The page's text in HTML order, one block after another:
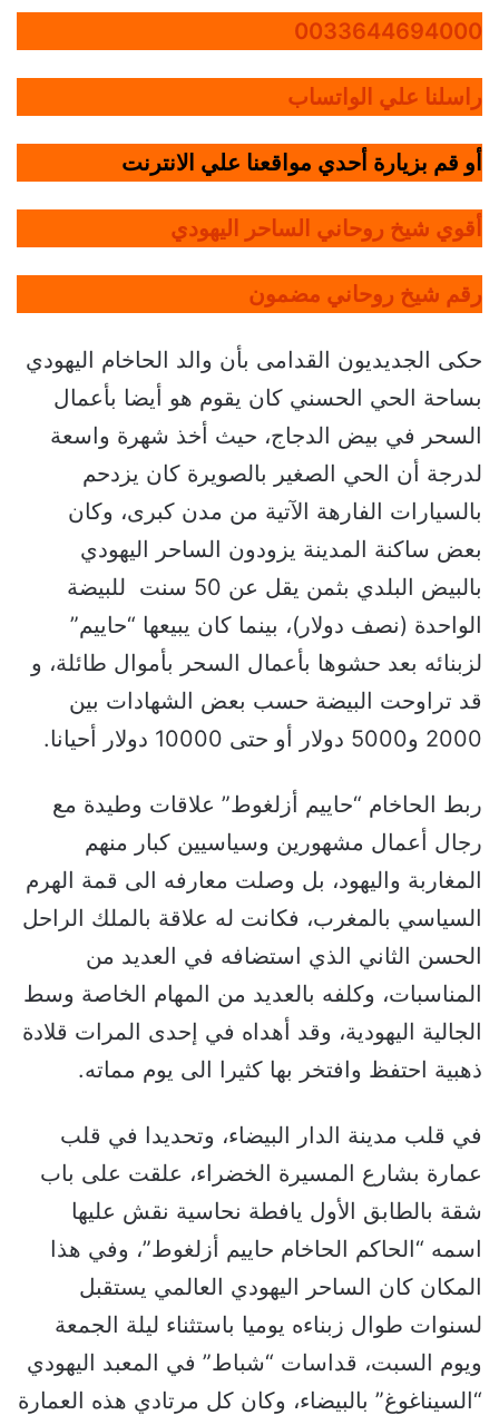
0033644694000
راسلنا علي الواتساب
أو قم بزيارة أحدي مواقعنا علي الانترنت
أقوي شيخ روحاني الساحر اليهودي
رقم شيخ روحاني مضمون
حكى الجديديون القدامى بأن والد الحاخام اليهودي
بساحة الحي الحسني كان يقوم هو أيضا بأعمال
السحر في بيض الدجاج، حيث أخذ شهرة واسعة
لدرجة أن الحي الصغير بالصويرة كان يزدحم
بالسيارات الفارهة الآتية من مدن كبرى، وكان
بعض ساكنة المدينة يزودون الساحر اليهودي
بالبيض البلدي بثمن يقل عن 50 سنت للبيضة
الواحدة (نصف دولار)، بينما كان يبيعها “حاييم”
لزبنائه بعد حشوها بأعمال السحر بأموال طائلة، و
قد تراوحت البيضة حسب بعض الشهادات بين
2000 و5000 دولار أو حتى 10000 دولار أحيانا.
ربط الحاخام “حاييم أزلغوط” علاقات وطيدة مع
رجال أعمال مشهورين وسياسيين كبار منهم
المغاربة واليهود، بل وصلت معارفه الى قمة الهرم
السياسي بالمغرب، فكانت له علاقة بالملك الراحل
الحسن الثاني الذي استضافه في العديد من
المناسبات، وكلفه بالعديد من المهام الخاصة وسط
الجالية اليهودية، وقد أهداه في إحدى المرات قلادة
ذهبية احتفظ وافتخر بها كثيرا الى يوم مماته.
في قلب مدينة الدار البيضاء، وتحديدا في قلب
عمارة بشارع المسيرة الخضراء، علقت على باب
شقة بالطابق الأول يافطة نحاسية نقش عليها
اسمه “الحاكم الحاخام حاييم أزلغوط”، وفي هذا
المكان كان الساحر اليهودي العالمي يستقبل
لسنوات طوال زبناءه يوميا باستثناء ليلة الجمعة
ويوم السبت، قداسات “شباط” في المعبد اليهودي
“السيناغوغ” بالبيضاء، وكان كل مرتادي هذه العمارة